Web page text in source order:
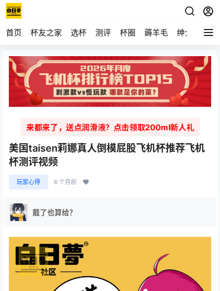
首页 杯友之家 选杯 测评 杯圈 薅羊毛 绅士 视频
来都来了，送点润滑液？点击领取200ml新人礼
美国taisen莉娜真人倒模屁股飞机杯推荐飞机
杯测评视频
玩家心得 6 个月前
戴了也算给？